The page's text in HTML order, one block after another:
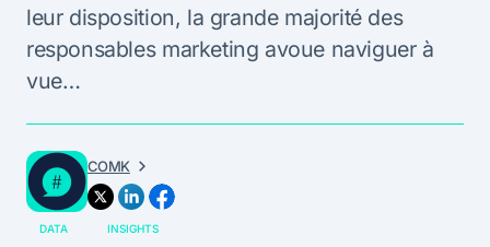
leur disposition, la grande majorité des
responsables marketing avoue naviguer à
vue…
COMK
DATA INSIGHTS